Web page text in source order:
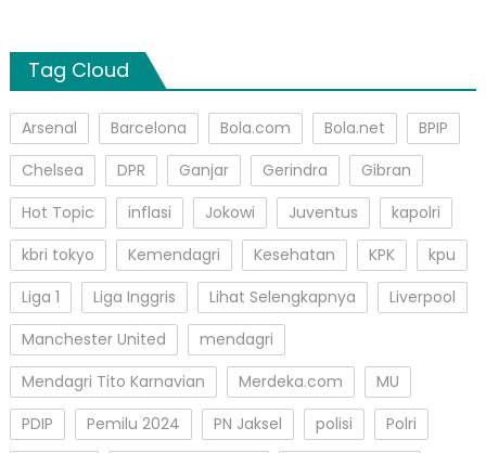
Tag Cloud
Arsenal Barcelona Bola.com Bola.net
BPIP
Chelsea
DPR Ganjar Gerindra
Gibran
Hot Topic
inflasi Jokowi Juventus
kapolri
kbri tokyo
Kemendagri Kesehatan KPK
kpu
Liga 1
Liga Inggris Lihat Selengkapnya
Liverpool
Manchester United
mendagri
Mendagri Tito Karnavian
Merdeka.com
MU
PDIP
Pemilu 2024 PN Jaksel polisi
Polri